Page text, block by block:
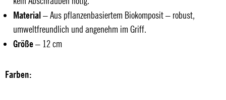
Material– Aus pflanzenbasiertem Biokomposit – robust,
umweltfreundlich und angenehm im Griff.
Größe– 12 cm
Farben: